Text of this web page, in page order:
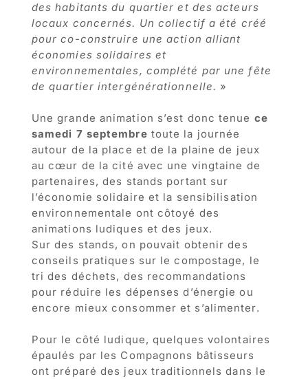
des habitants du quartier et des acteurs
locaux concernés. Un collectif a été créé
pour co-construire une action alliant
économies solidaires et
environnementales, complété par une fête
de quartier intergénérationnelle. »
Une grande animation s’est donc tenue ce
samedi 7 septembre toute la journée
autour de la place et de la plaine de jeux
au cœur de la cité avec une vingtaine de
partenaires, des stands portant sur
l’économie solidaire et la sensibilisation
environnementale ont côtoyé des
animations ludiques et des jeux.
Sur des stands, on pouvait obtenir des
conseils pratiques sur le compostage, le
tri des déchets, des recommandations
pour réduire les dépenses d’énergie ou
encore mieux consommer et s’alimenter.
Pour le côté ludique, quelques volontaires
épaulés par les Compagnons bâtisseurs
ont préparé des jeux traditionnels dans le